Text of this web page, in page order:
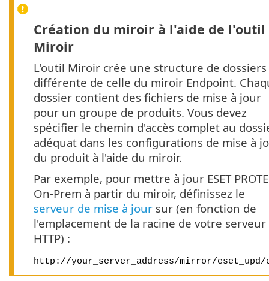
Création du miroir à l'aide de l'outil
Miroir
L'outil Miroir crée une structure de dossiers
différente de celle du miroir Endpoint.
dossier contient des fichiers de mise à jour
pour un groupe de produits. Vous devez
spécifier le chemin d'accès complet au
adéquat dans les configurations de mise à
du produit à l'aide du miroir.
Par exemple, pour mettre à jour ESET
On-Prem à partir du miroir, définissez le
serveur de mise à jour sur (en fonction de
l'emplacement de la racine de votre serveur
HTTP) :
http://your_server_address/mirror/eset_upd/